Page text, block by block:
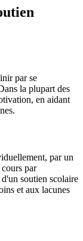
par se
la plupart des
en aidant
par un
par
soutien scolaire
et aux lacunes